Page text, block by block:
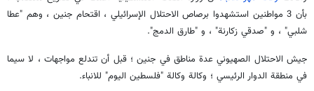
بأن 3 مواطنين استشهدوا برصاص الاحتلال الإسرائيلي ، اقتحام جنين ، وهم "عطا
شلبي" ، و "صدقي زكارنة" ، و "طارق الدمج".
جيش الاحتلال الصهيوني عدة مناطق في جنين ؛ قبل أن تندلع مواجهات ، لا سيما
في منطقة الدوار الرئيسي ؛ وكالة وكالة "فلسطين اليوم" للانباء.